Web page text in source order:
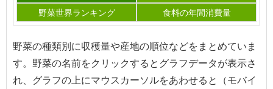
野菜世界ランキング
食料の年間消費量
野菜の種類別に収穫量や産地の順位などをまとめていま
す。野菜の名前をクリックするとグラフデータが表示さ
れ、グラフの上にマウスカーソルをあわせると（モバイ